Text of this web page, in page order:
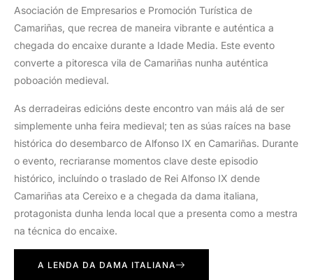
Asociación de Empresarios e Promoción Turística de
Camariñas, que recrea de maneira vibrante e auténtica a
chegada do encaixe durante a Idade Media. Este evento
converte a pitoresca vila de Camariñas nunha auténtica
poboación medieval.
As derradeiras edicións deste encontro van máis alá de ser
simplemente unha feira medieval; ten as súas raíces na base
histórica do desembarco de Alfonso IX en Camariñas. Durante
o evento, recriaranse momentos clave deste episodio
histórico, incluíndo o traslado de Rei Alfonso IX dende
Camariñas ata Cereixo e a chegada da dama italiana,
protagonista dunha lenda local que a presenta como a mestra
na técnica do encaixe.
A LENDA DA DAMA ITALIANA